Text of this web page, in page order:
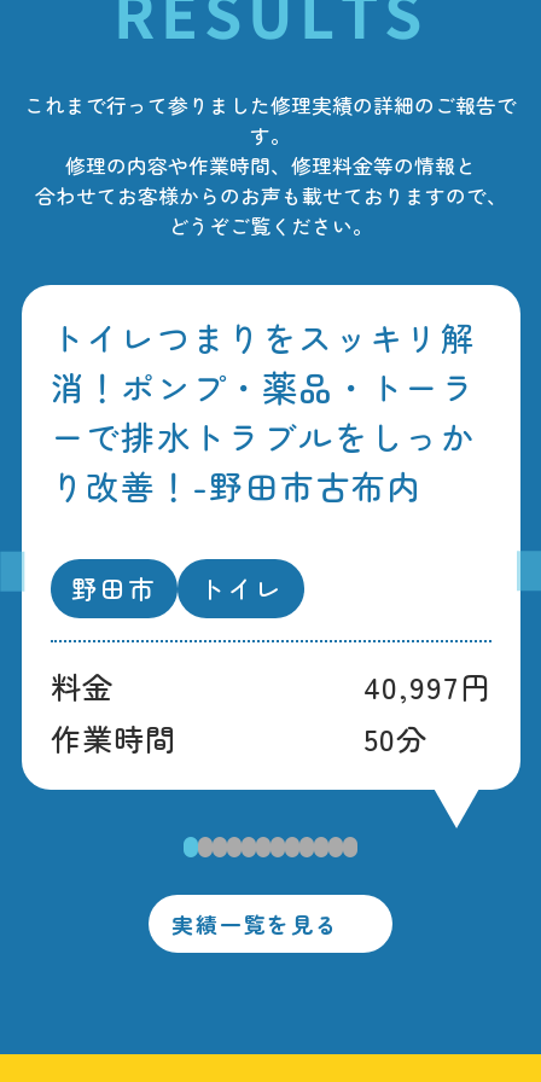
これまで行って参りました修理実績の詳細のご報告で
す。
修理の内容や作業時間、修理料金等の情報と
合わせてお客様からのお声も載せておりますので、
どうぞご覧ください。
トイレつまりをスッキリ解
消！ポンプ・薬品・トーラ
ーで排水トラブルをしっか
り改善！-野田市古布内
野田市 トイレ
料金
40,997円
作業時間
50分
1 2 3 4 5 6 7 8 9 1011 12
実績一覧を見る